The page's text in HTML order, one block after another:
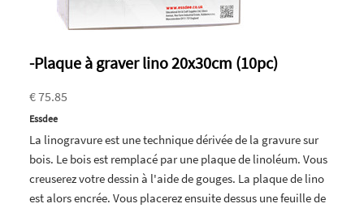
-Plaque à graver lino 20x30cm (10pc)
€ 75.85
Essdee
La linogravure est une technique dérivée de la gravure sur
bois. Le bois est remplacé par une plaque de linoléum. Vous
creuserez votre dessin à l'aide de gouges. La plaque de lino
est alors encrée. Vous placerez ensuite dessus une feuille de